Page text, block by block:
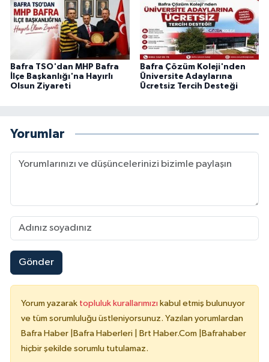
Bafra TSO'dan MHP Bafra
İlçe Başkanlığı'na Hayırlı
Olsun Ziyareti
Bafra Çözüm Koleji'nden
Üniversite Adaylarına
Ücretsiz Tercih Desteği
Yorumlar
Gönder
Yorum yazarak topluluk kurallarımızı kabul etmiş bulunuyor
ve tüm sorumluluğu üstleniyorsunuz. Yazılan yorumlardan
Bafra Haber |Bafra Haberleri | Brt Haber.Com |Bafrahaber
hiçbir şekilde sorumlu tutulamaz.